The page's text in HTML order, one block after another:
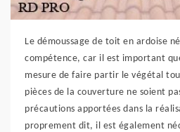
Le démoussage de toit en ardoise
compétence, car il est important
mesure de faire partir le végétal
pièces de la couverture ne soient
précautions apportées dans la
proprement dit, il est également